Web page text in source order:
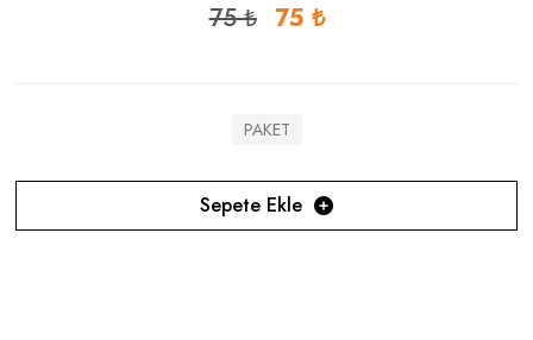
75 ₺ 75 ₺
PAKET
Sepete Ekle